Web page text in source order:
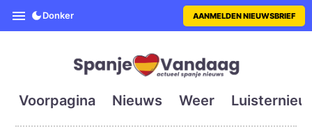
SpanjeVandaag is de eerste
Donker AANMELDEN NIEUWSBRIEF
Voorpagina Nieuws Weer